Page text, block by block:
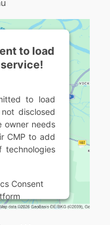
to load
to load
disclosed
owner needs
CMP to add
Consent